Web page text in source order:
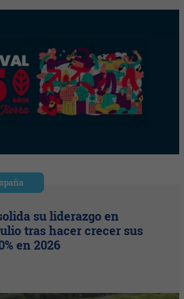
su liderazgo en
tras hacer crecer sus
en 2026